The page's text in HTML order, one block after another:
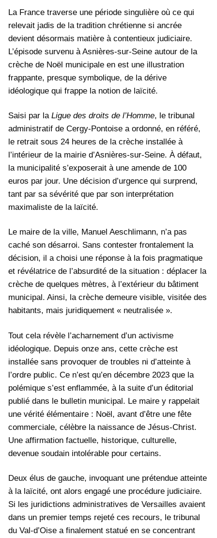
La France traverse une période singulière où ce qui
relevait jadis de la tradition chrétienne si ancrée
devient désormais matière à contentieux judiciaire.
L’épisode survenu à Asnières-sur-Seine autour de la
crèche de Noël municipale en est une illustration
frappante, presque symbolique, de la dérive
idéologique qui frappe la notion de laïcité.
Saisi par la Ligue des droits de l’Homme, le tribunal
administratif de Cergy-Pontoise a ordonné, en référé,
le retrait sous 24 heures de la crèche installée à
l’intérieur de la mairie d’Asnières-sur-Seine. À défaut,
la municipalité s’exposerait à une amende de 100
euros par jour. Une décision d’urgence qui surprend,
tant par sa sévérité que par son interprétation
maximaliste de la laïcité.
Le maire de la ville, Manuel Aeschlimann, n’a pas
caché son désarroi. Sans contester frontalement la
décision, il a choisi une réponse à la fois pragmatique
et révélatrice de l’absurdité de la situation : déplacer la
crèche de quelques mètres, à l’extérieur du bâtiment
municipal. Ainsi, la crèche demeure visible, visitée des
habitants, mais juridiquement « neutralisée ».
Tout cela révèle l’acharnement d’un activisme
idéologique. Depuis onze ans, cette crèche est
installée sans provoquer de troubles ni d’atteinte à
l’ordre public. Ce n’est qu’en décembre 2023 que la
polémique s’est enflammée, à la suite d’un éditorial
publié dans le bulletin municipal. Le maire y rappelait
une vérité élémentaire : Noël, avant d’être une fête
commerciale, célèbre la naissance de Jésus-Christ.
Une affirmation factuelle, historique, culturelle,
devenue soudain intolérable pour certains.
Deux élus de gauche, invoquant une prétendue atteinte
à la laïcité, ont alors engagé une procédure judiciaire.
Si les juridictions administratives de Versailles avaient
dans un premier temps rejeté ces recours, le tribunal
du Val-d’Oise a finalement statué en se concentrant